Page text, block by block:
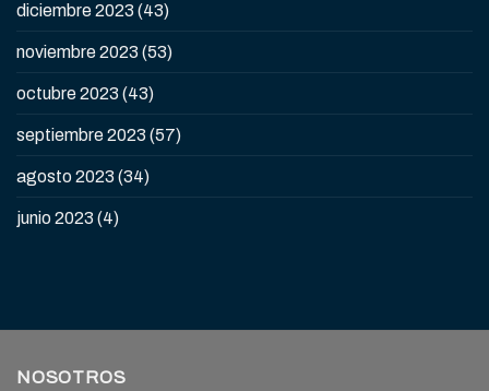
diciembre 2023 (43)
noviembre 2023 (53)
octubre 2023 (43)
septiembre 2023 (57)
agosto 2023 (34)
junio 2023 (4)
NOSOTROS